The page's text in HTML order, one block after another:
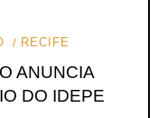
RECIFE
ANUNCIA
DO IDEPE